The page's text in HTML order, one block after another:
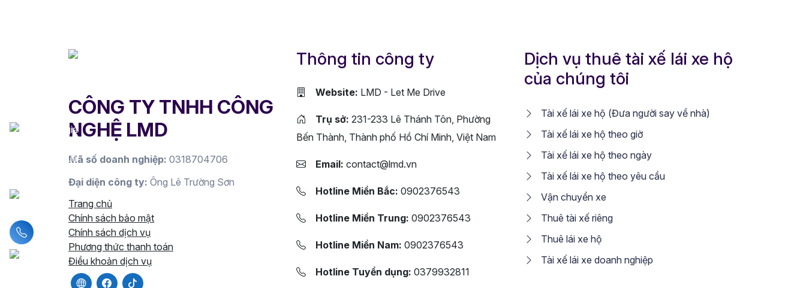
CÔNG TY TNHH CÔNG
NGHỆ LMD
Mã số doanh nghiệp: 0318704706
Đại diện công ty: Ông Lê Trường Sơn
Trang chủ
Chính sách bảo mật
Chính sách dịch vụ
Phương thức thanh toán
Điều khoản dịch vụ
Thông tin công ty
Website: LMD - Let Me Drive
Trụ sở: 231-233 Lê Thánh Tôn, Phường
Bến Thành, Thành phố Hồ Chí Minh, Việt Nam
Email: contact@lmd.vn
Hotline Miền Bắc: 0902376543
Hotline Miền Trung: 0902376543
Hotline Miền Nam: 0902376543
Hotline Tuyển dụng: 0379932811
Dịch vụ thuê tài xế lái xe hộ
của chúng tôi
Tài xế lái xe hộ (Đưa người say về nhà)
Tài xế lái xe hộ theo giờ
Tài xế lái xe hộ theo ngày
Tài xế lái xe hộ theo yêu cầu
Vận chuyển xe
Thuê tài xế riêng
Thuê lái xe hộ
Tài xế lái xe doanh nghiệp
Liên hệ hotline